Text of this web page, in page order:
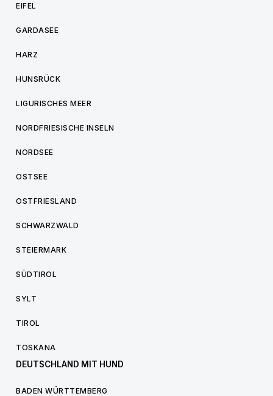
EIFEL
GARDASEE
HARZ
HUNSRÜCK
LIGURISCHES MEER
NORDFRIESISCHE INSELN
NORDSEE
OSTSEE
OSTFRIESLAND
SCHWARZWALD
STEIERMARK
SÜDTIROL
SYLT
TIROL
TOSKANA
DEUTSCHLAND MIT HUND
BADEN WÜRTTEMBERG